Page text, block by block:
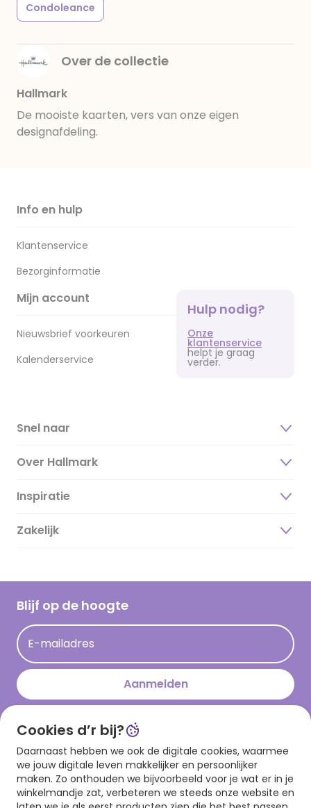
Condoleance
Over de collectie
Hallmark
De mooiste kaarten, vers van onze eigen
designafdeling.
Info en hulp
Klantenservice
Bezorginformatie
Mijn account
Nieuwsbrief voorkeuren
Kalenderservice
Hulp nodig?
Onze
klantenservice
helpt je graag
verder.
Snel naar
Over Hallmark
Over ons
Duurzaamheid
Hallmark Kaartclub
Acties
Persberichten
Hallmark en Kinderpostzegels
Inspiratie
Magazine
Cadeau inspiratie
Kaartinspiratie
Zakelijk
Blijf op de hoogte
E-mailadres
Aanmelden
Download onze app
Cookies d’r bij?
Daarnaast hebben we ook de digitale cookies, waarmee
we jouw digitale leven makkelijker en persoonlijker
maken. Zo onthouden we bijvoorbeeld voor je wat er in je
winkelmandje zat, verbeteren we steeds onze website en